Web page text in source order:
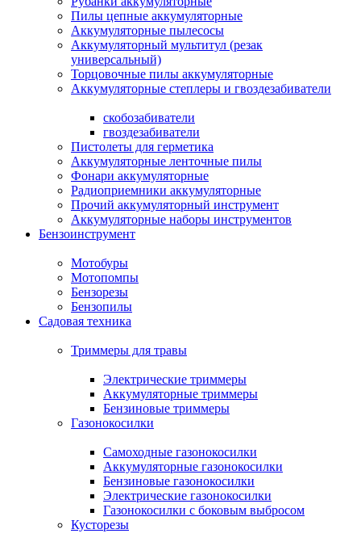
Пилы цепные аккумуляторные
Аккумуляторные пылесосы
Аккумуляторный мультитул (резак
универсальный)
Торцовочные пилы аккумуляторные
Аккумуляторные степлеры и гвоздезабиватели
скобозабиватели
гвоздезабиватели
Пистолеты для герметика
Аккумуляторные ленточные пилы
Фонари аккумуляторные
Радиоприемники аккумуляторные
Прочий аккумуляторный инструмент
Аккумуляторные наборы инструментов
Бензоинструмент
Мотобуры
Мотопомпы
Бензорезы
Бензопилы
Садовая техника
Триммеры для травы
Электрические триммеры
Аккумуляторные триммеры
Бензиновые триммеры
Газонокосилки
Самоходные газонокосилки
Аккумуляторные газонокосилки
Бензиновые газонокосилки
Электрические газонокосилки
Газонокосилки с боковым выбросом
Кусторезы